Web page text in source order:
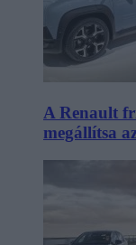
A Renault
megállítsa